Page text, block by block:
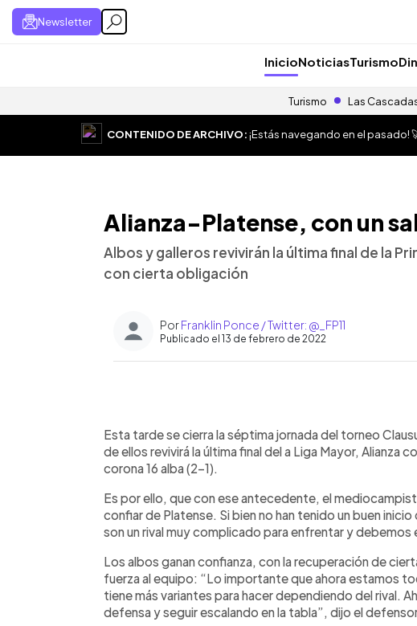
Newsletter
InicioNoticiasTurismo
Turismo Las
CONTENIDO DE ARCHIVO:¡Estás navegando en el pasado!
Alianza-Platense, con un
Albos y galleros revivirán la última final de la
con cierta obligación
PorFranklin Ponce / Twitter: @_FP11
Publicado el 13 de febrero de 2022
► Escuchar artículo
Esta tarde se cierra la séptima jornada del torneo
de ellos revivirá la última final del a Liga Mayor, Alianza
corona 16 alba (2-1).
Es por ello, que con ese antecedente, el
confiar de Platense. Si bien no han tenido un buen
son un rival muy complicado para enfrentar y debemos
Los albos ganan confianza, con la recuperación de
fuerza al equipo: “Lo importante que ahora estamos
tiene más variantes para hacer dependiendo del rival.
defensa y seguir escalando en la tabla”, dijo el